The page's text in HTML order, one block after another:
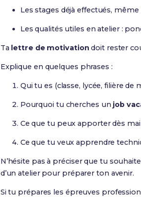
Les stages déjà effectués,
Les qualités utiles en atelier :
Ta lettre de motivation doit rester
Explique en quelques phrases :
Qui tu es (classe, lycée, filière de
Pourquoi tu cherches un job
Ce que tu peux apporter dès
Ce que tu veux apprendre
N’hésite pas à préciser que tu
d’un atelier pour préparer ton avenir.
Si tu prépares les épreuves